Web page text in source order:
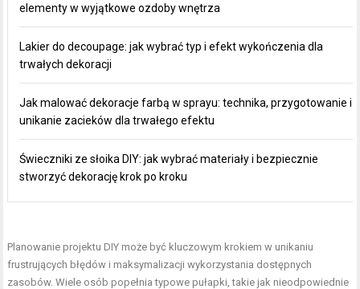
elementy w wyjątkowe ozdoby wnętrza
Lakier do decoupage: jak wybrać typ i efekt wykończenia dla
trwałych dekoracji
Jak malować dekoracje farbą w sprayu: technika, przygotowanie i
unikanie zacieków dla trwałego efektu
Świeczniki ze słoika DIY: jak wybrać materiały i bezpiecznie
stworzyć dekorację krok po kroku
Planowanie projektu DIY może być kluczowym krokiem w unikaniu
frustrujących błędów i maksymalizacji wykorzystania dostępnych
zasobów. Wiele osób popełnia typowe pułapki, takie jak nieodpowiednie